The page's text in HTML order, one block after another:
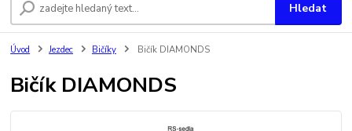
Hledat
Úvod Jezdec Bičíky Bičík DIAMONDS
Bičík DIAMONDS